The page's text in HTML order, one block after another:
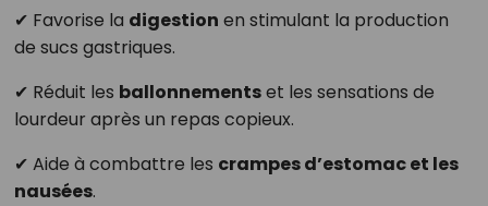
✔ Favorise la digestion en stimulant la production
de sucs gastriques.
✔ Réduit les ballonnementset les sensations de
lourdeur après un repas copieux.
✔ Aide à combattre les crampes d’estomac et les
nausées.